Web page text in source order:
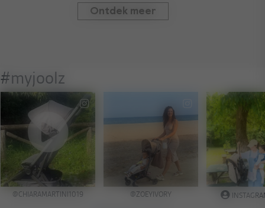
Ontdek meer